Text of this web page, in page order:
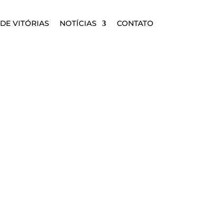
VITÓRIAS NOTÍCIAS CONTATO